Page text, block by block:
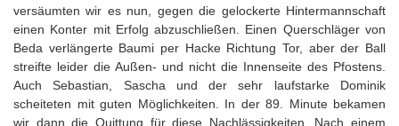
versäumten wir es nun, gegen die gelockerte Hintermannschaft
einen Konter mit Erfolg abzuschließen. Einen Querschläger von
Beda verlängerte Baumi per Hacke Richtung Tor, aber der Ball
streifte leider die Außen- und nicht die Innenseite des Pfostens.
Auch Sebastian, Sascha und der sehr laufstarke Dominik
scheiteten mit guten Möglichkeiten. In der 89. Minute bekamen
wir dann die Quittung für diese Nachlässigkeiten. Nach einem